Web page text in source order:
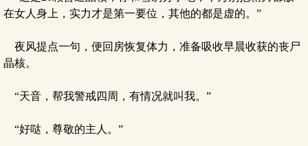
在女人身上，实力才是第一要位，其他的都是虚的。”
夜风提点一句，便回房恢复体力，准备吸收早晨收获的丧尸
晶核。
“天音，帮我警戒四周，有情况就叫我。”
“好哒，尊敬的主人。”